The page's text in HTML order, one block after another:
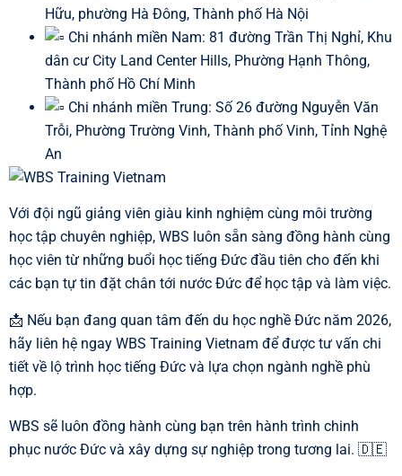
Hữu, phường Hà Đông, Thành phố Hà Nội
Chi nhánh miền Nam: 81 đường Trần Thị Nghỉ, Khu
dân cư City Land Center Hills, Phường Hạnh Thông,
Thành phố Hồ Chí Minh
Chi nhánh miền Trung: Số 26 đường Nguyễn Văn
Trỗi, Phường Trường Vinh, Thành phố Vinh, Tỉnh Nghệ
An
Với đội ngũ giảng viên giàu kinh nghiệm cùng môi trường
học tập chuyên nghiệp, WBS luôn sẵn sàng đồng hành cùng
học viên từ những buổi học tiếng Đức đầu tiên cho đến khi
các bạn tự tin đặt chân tới nước Đức để học tập và làm việc.
📩 Nếu bạn đang quan tâm đến du học nghề Đức năm 2026,
hãy liên hệ ngay WBS Training Vietnam để được tư vấn chi
tiết về lộ trình học tiếng Đức và lựa chọn ngành nghề phù
hợp.
WBS sẽ luôn đồng hành cùng bạn trên hành trình chinh
phục nước Đức và xây dựng sự nghiệp trong tương lai. 🇩🇪